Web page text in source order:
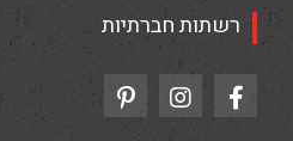
רשתות חברתיות